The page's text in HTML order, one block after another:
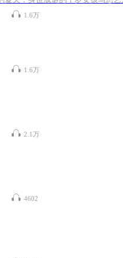
1.6万
1.6万
2.1万
4602